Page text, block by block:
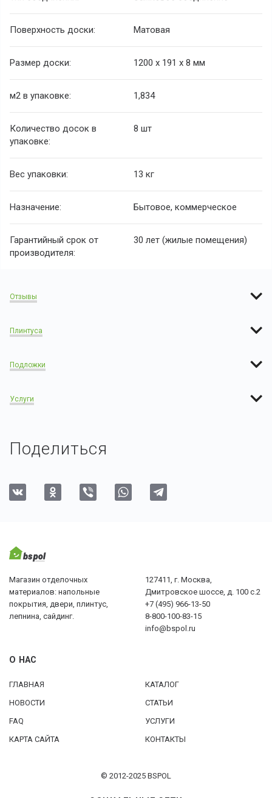
Поверхность доски: Матовая
Размер доски: 1200 х 191 х 8 мм
м2 в упаковке: 1,834
Количество досок в
упаковке:
8 шт
Вес упаковки: 13 кг
Назначение: Бытовое, коммерческое
Гарантийный срок от
производителя:
30 лет (жилые помещения)
Отзывы
Плинтуса
Подложки
Услуги
Поделиться
Магазин отделочных
материалов: напольные
покрытия, двери, плинтус,
лепнина, сайдинг.
127411, г. Москва,
Дмитровское шоссе, д. 100 с.2
+7 (495) 966-13-50
8-800-100-83-15
info@bspol.ru
О НАС
ГЛАВНАЯ
КАТАЛОГ
НОВОСТИ
СТАТЬИ
FAQ
УСЛУГИ
КАРТА САЙТА
КОНТАКТЫ
© 2012-2025 BSPOL